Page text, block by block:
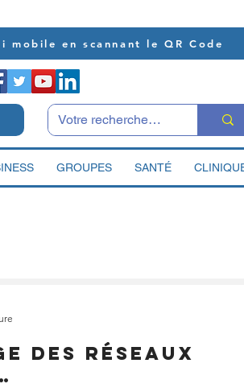
mobile en scannant le QR Code
GROUPES SANTÉ
des réseaux